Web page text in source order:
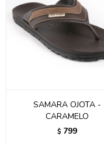
SAMARA OJOTA -
CARAMELO
$ 799